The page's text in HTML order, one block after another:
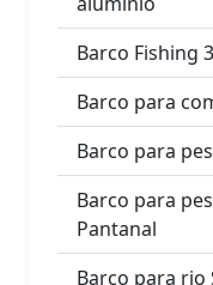
Barco Fishing
Barco para
Barco para
Barco para
Pantanal
Barco para rio